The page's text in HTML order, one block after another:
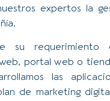
expertos la
su requerimiento
portal web o
las
de marketing